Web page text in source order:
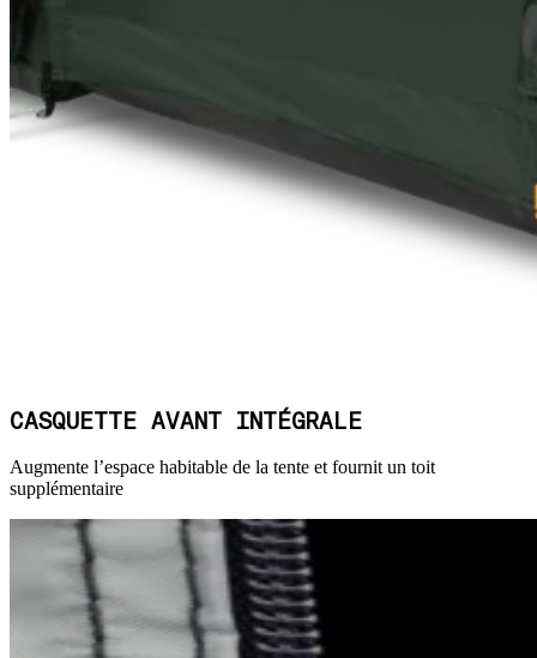
CASQUETTE AVANT INTÉGRALE
Augmente l’espace habitable de la tente et fournit un toit
supplémentaire